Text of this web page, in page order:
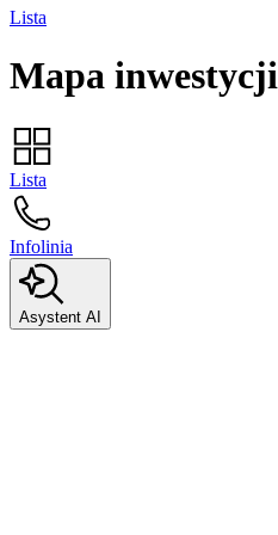
Lista
Mapa inwestycji
Lista
Infolinia
Asystent AI